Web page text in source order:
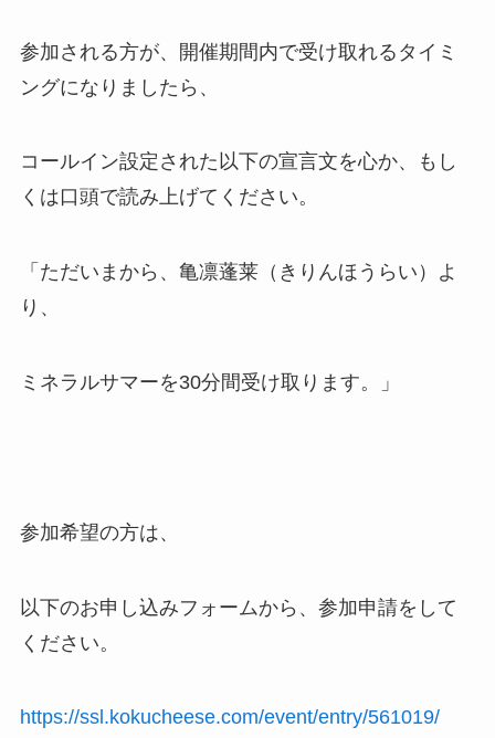
参加される方が、開催期間内で受け取れるタイミ
ングになりましたら、
コールイン設定された以下の宣言文を心か、もし
くは口頭で読み上げてください。
「ただいまから、亀凛蓬莱（きりんほうらい）よ
り、
ミネラルサマーを30分間受け取ります。」
参加希望の方は、
以下のお申し込みフォームから、参加申請をして
ください。
https://ssl.kokucheese.com/event/entry/561019/